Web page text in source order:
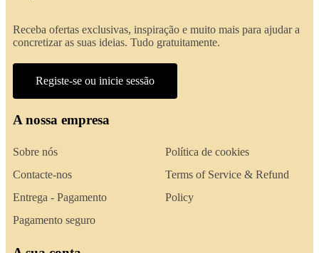
Receba ofertas exclusivas, inspiração e muito mais para ajudar a
concretizar as suas ideias. Tudo gratuitamente.
Registe-se ou inicie sessão
A nossa empresa
Sobre nós
Contacte-nos
Entrega - Pagamento
Pagamento seguro
Política de cookies
Terms of Service & Refund
Policy